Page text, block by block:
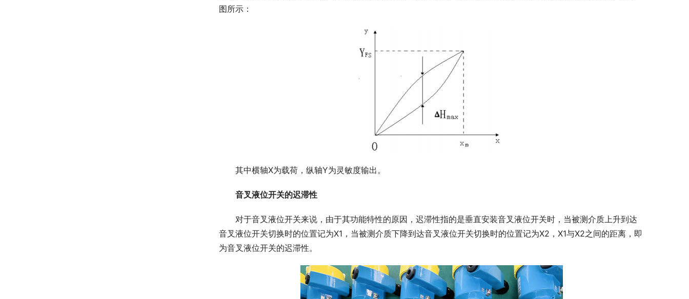
图所示：
其中横轴X为载荷，纵轴Y为灵敏度输出。
音叉液位开关的迟滞性
对于音叉液位开关来说，由于其功能特性的原因，迟滞性指的是垂直安装音叉液位开关时，当被测介质上升到达
音叉液位开关切换时的位置记为X1，当被测介质下降到达音叉液位开关切换时的位置记为X2，X1与X2之间的距离，即
为音叉液位开关的迟滞性。